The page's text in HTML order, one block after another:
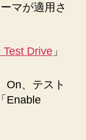
マが適用さ
Test Drive 」
On、テスト
Enable